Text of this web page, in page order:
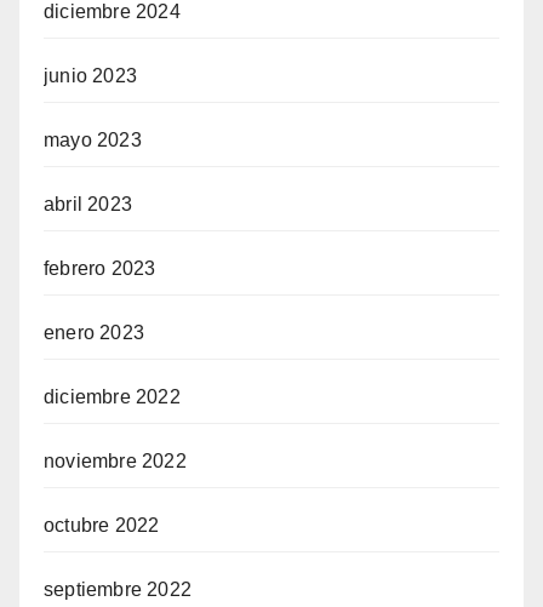
diciembre 2024
junio 2023
mayo 2023
abril 2023
febrero 2023
enero 2023
diciembre 2022
noviembre 2022
octubre 2022
septiembre 2022